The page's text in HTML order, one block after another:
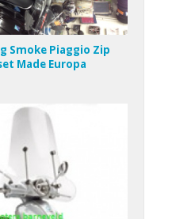
Smoke Piaggio Zip
Made Europa